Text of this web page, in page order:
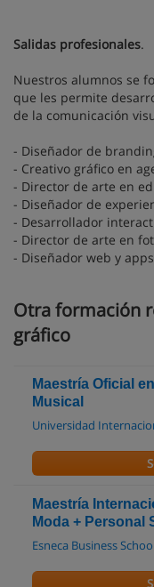
Salidas profesionales.
Nuestros alumnos se
que les permite
de la comunicación
- Diseñador de
- Creativo gráfico en
- Director de arte en
- Diseñador de
- Desarrollador
- Director de arte en
- Diseñador web y
Otra formación
gráfico
Maestría Oficial
Musical
Universidad
Maestría
Moda + Personal
Esneca Business